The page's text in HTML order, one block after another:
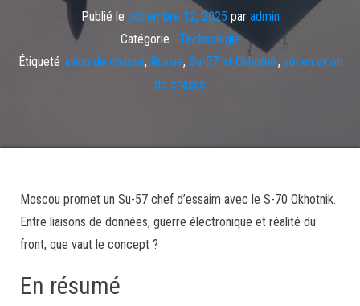
Publié le décembre 12, 2025 par admin
Catégorie : Technologie
Étiqueté avion de chasse, Russie, Su-57 et Okhotnik, vol en avion
de chasse
Moscou promet un Su-57 chef d’essaim avec le S-70 Okhotnik.
Entre liaisons de données, guerre électronique et réalité du
front, que vaut le concept ?
En résumé